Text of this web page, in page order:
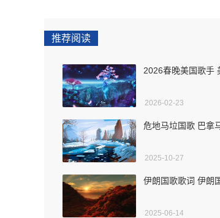
推荐阅读
2026春晚美国歌手
2026-02-23
危地马垃国歌 巴拿
2025-10-27
伊朗国歌歌词 伊朗
2025-06-14